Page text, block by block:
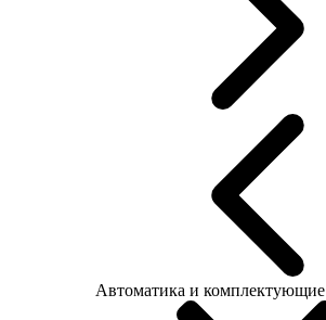
Автоматика и комплектующие